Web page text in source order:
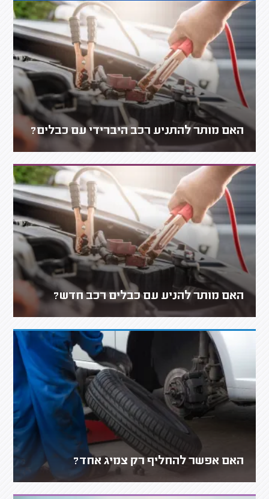
האם מותר להתניע רכב היברידי עם כבלים?
האם מותר להניע עם כבלים רכב חדש?
האם אפשר להחליף רק צמיג אחד?